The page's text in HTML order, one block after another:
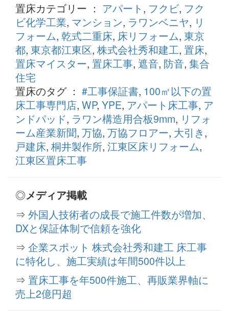
置床カテゴリー ： アパート , フクビ, フク
ビ化学工業, マンション, ラワンベニヤ, リ
フォーム, 乾式二重床, 床リフォーム, 東京
都, 東京都江東区, 株式会社秀和建工, 置床,
置床マイスター, 置床工事, 遮音, 防音, 集合
住宅
置床のタグ ： #工事保証書, 100㎡以下の置
床工事専門店, WP, YPE, アパート床工事, ア
ンドパッド, ラワン構造用合板9mm, リフォ
ーム産業新聞, 万協, 万協フロアー, 大引き,
戸建床, 桐井製作所, 江東区床リフォーム,
江東区置床工事
◎メディア掲載
⇒ 外国人技術者の成長で施工件数が増加、
DXと保証体制で信頼を強化
⇒ 企業スポット 株式会社秀和建工 床工事
に特化し、施工実績は年間500件以上
⇒ 置床工事を年500件施工、再販業界軸に
売上2億円超